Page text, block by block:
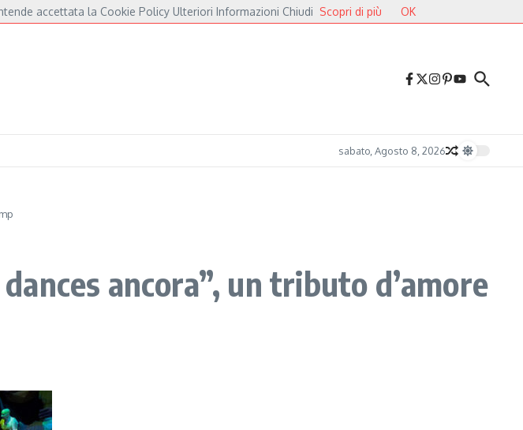
serata “indispensabile” in Piazza dei Cavalieri Druga Godba 2026, il gran finale: dalla poesia del folk alle
sabato, Agosto 8, 2026
ancora”, un tributo d’amore
accettata la Cookie Policy Ulteriori Informazioni Chiudi Scopri di più OK